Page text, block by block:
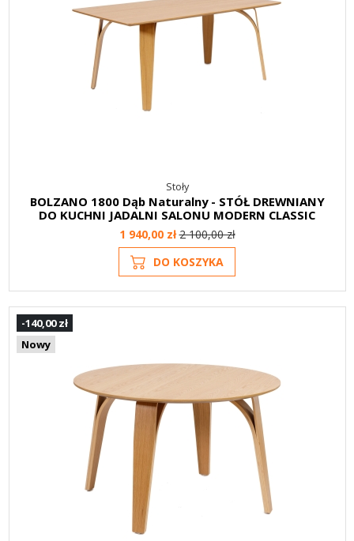
Stoły
BOLZANO 1800 Dąb Naturalny - STÓŁ DREWNIANY
DO KUCHNI JADALNI SALONU MODERN CLASSIC
1 940,00 zł2 100,00 zł
DO KOSZYKA
-140,00 zł
Nowy